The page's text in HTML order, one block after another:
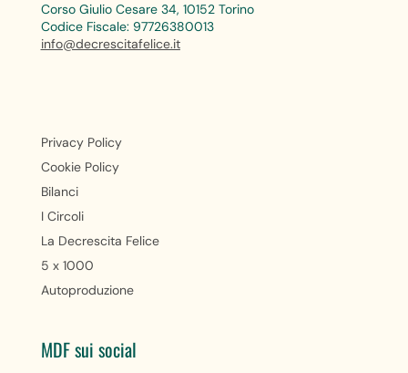
Corso Giulio Cesare 34, 10152 Torino
Codice Fiscale: 97726380013
info@decrescitafelice.it
Privacy Policy
Cookie Policy
Bilanci
I Circoli
La Decrescita Felice
5 x 1000
Autoproduzione
MDF sui social